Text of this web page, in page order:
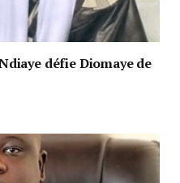
défie Diomaye de